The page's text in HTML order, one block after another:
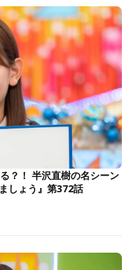
？！ 半沢直樹の名シーン
しょう』第372話